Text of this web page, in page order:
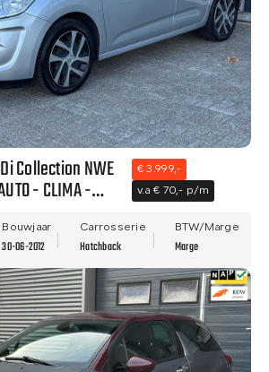
Collection NWE
- CLIMA -
€ 3.999,-
v.a € 70,- p/m
Bouwjaar
30-06-2012
Carrosserie
Hatchback
BTW/Marge
Marge